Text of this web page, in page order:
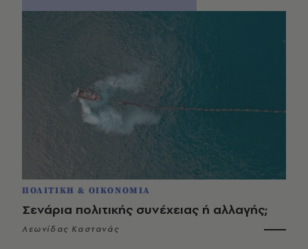
ΠΟΛΙΤΙΚΗ & ΟΙΚΟΝΟΜΙΑ
Σενάρια πολιτικής συνέχειας ή αλλαγής;
Λεωνίδας Καστανάς